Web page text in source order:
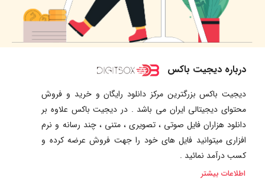
درباره دیجیت باکس
دیجیت باکس بزرگترین مرکز دانلود رایگان و خرید و فروش
محتوای دیجیتالی ایران می باشد . در دیجیت باکس علاوه بر
دانلود هزاران فایل صوتی ، تصویری ، متنی ، چند رسانه و نرم
افزاری میتوانید فایل های خود را جهت فروش عرضه کرده و
کسب درآمد نمائید .
اطلاعات بیشتر